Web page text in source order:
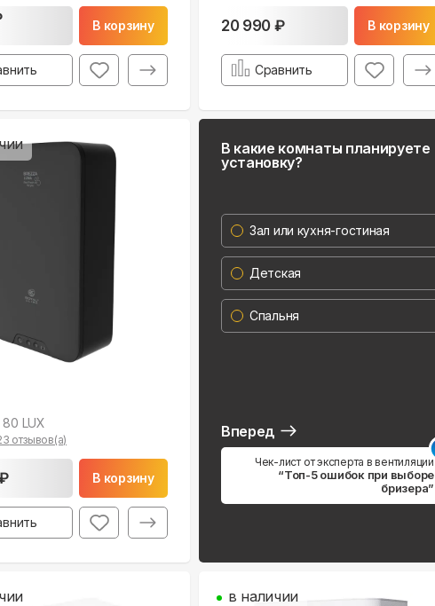
В корзину 20 990 ₽ В корзину
Сравнить
80 LUX
отзывов(а)
В корзину
в наличии
В какие комнаты планируете
установку?
Зал или кухня-гостиная
Детская
Спальня
Вперед
Чек-лист от эксперта в вентиляции
“Топ-5 ошибок при выборе
бризера”